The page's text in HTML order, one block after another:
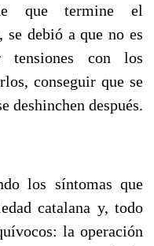
que termine el
se debió a que no es
tensiones con los
conseguir que se
deshinchen después.
los síntomas que
catalana y, todo
la operación